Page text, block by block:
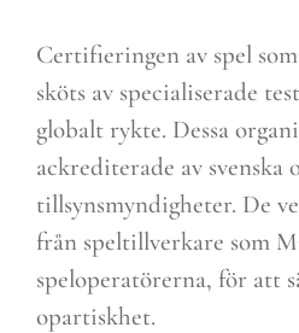
Certifieringen av spel
sköts av specialiserade
globalt rykte. Dessa
ackrediterade av svenska
tillsynsmyndigheter. De
från speltillverkare som
speloperatörerna, för att
opartiskhet.